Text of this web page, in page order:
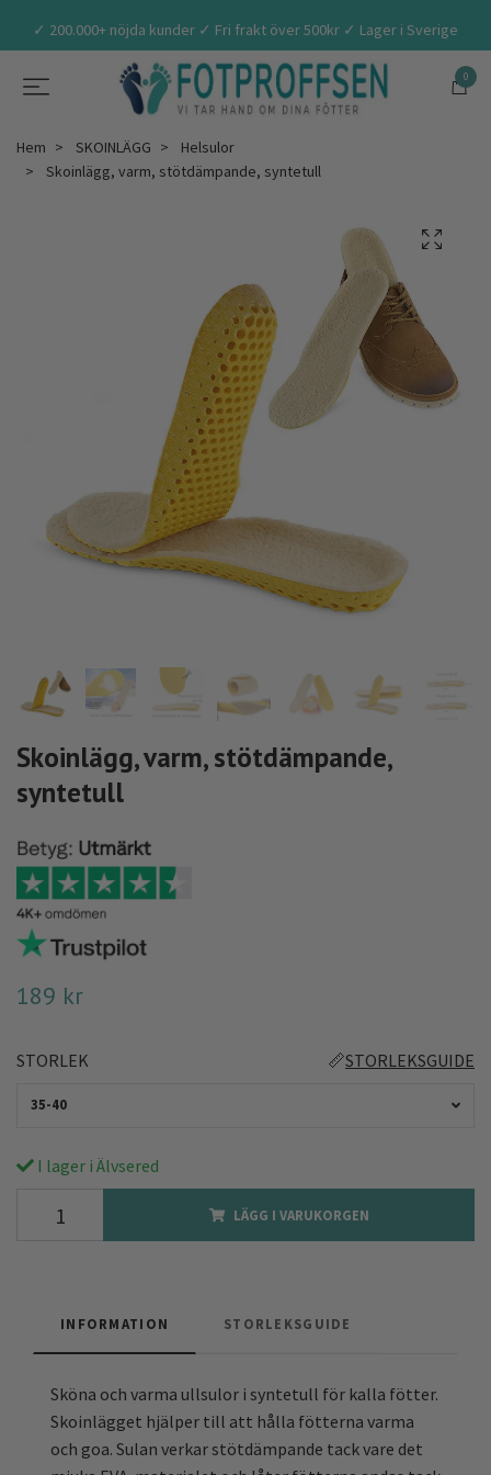
✓ 200.000+ nöjda kunder ✓ Fri frakt över 500kr ✓ Lager i Sverige
0
Hem SKOINLÄGG
Helsulor
Skoinlägg, varm, stötdämpande, syntetull
Skoinlägg, varm, stötdämpande,
syntetull
189 kr
STORLEK 📏STORLEKSGUIDE
35-40
I lager i Älvsered
LÄGG I VARUKORGEN
INFORMATION STORLEKSGUIDE
Sköna och varma ullsulor i syntetull för kalla fötter.
Skoinlägget hjälper till att hålla fötterna varma
och goa. Sulan verkar stötdämpande tack vare det